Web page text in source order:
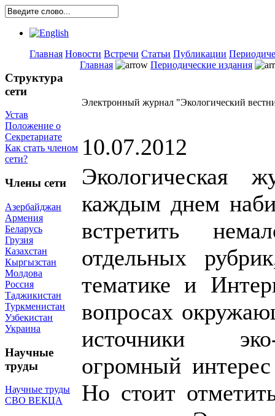
Главная Новости Встречи Статьи Публикации
Структура
сети
Устав
Положение о
Секретариате
Как стать членом
сети?
Члены сети
Азербайджан
Армения
Беларусь
Грузия
Казахстан
Кыргызстан
Молдова
Россия
Таджикистан
Туркменистан
Узбекистан
Украина
Научные
труды
Научные труды
СВО ВЕКЦА
Главная Периодические издания
Электронный журнал "Экологический
10.07.2012
Экологическая
каждым днем
встретить
отдельных
тематике и
вопросах
источники
огромный
Но стоит